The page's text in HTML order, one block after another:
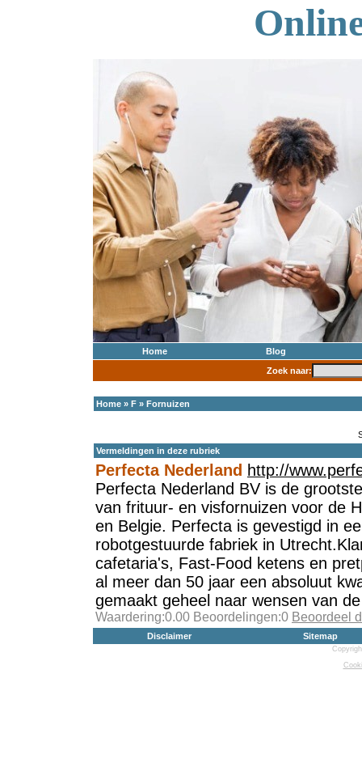
Home
Blog
Zoek naar:
Home » F » Fornuizen
Vermeldingen in deze rubriek
Perfecta Nederland http://
Perfecta Nederland BV is de
van frituur- en visfornuizen voor de
en Belgie. Perfecta is gevestigd in
robotgestuurde fabriek in
cafetaria's, Fast-Food ketens en
al meer dan 50 jaar een absoluut
gemaakt geheel naar wensen van
Waardering:0.00 Beoordelingen:0 Beoordeel
Disclaimer Sitemap